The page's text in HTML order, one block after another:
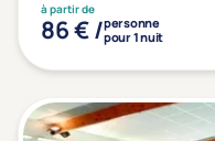
à partir de
86 € /personne
pour 1 nuit